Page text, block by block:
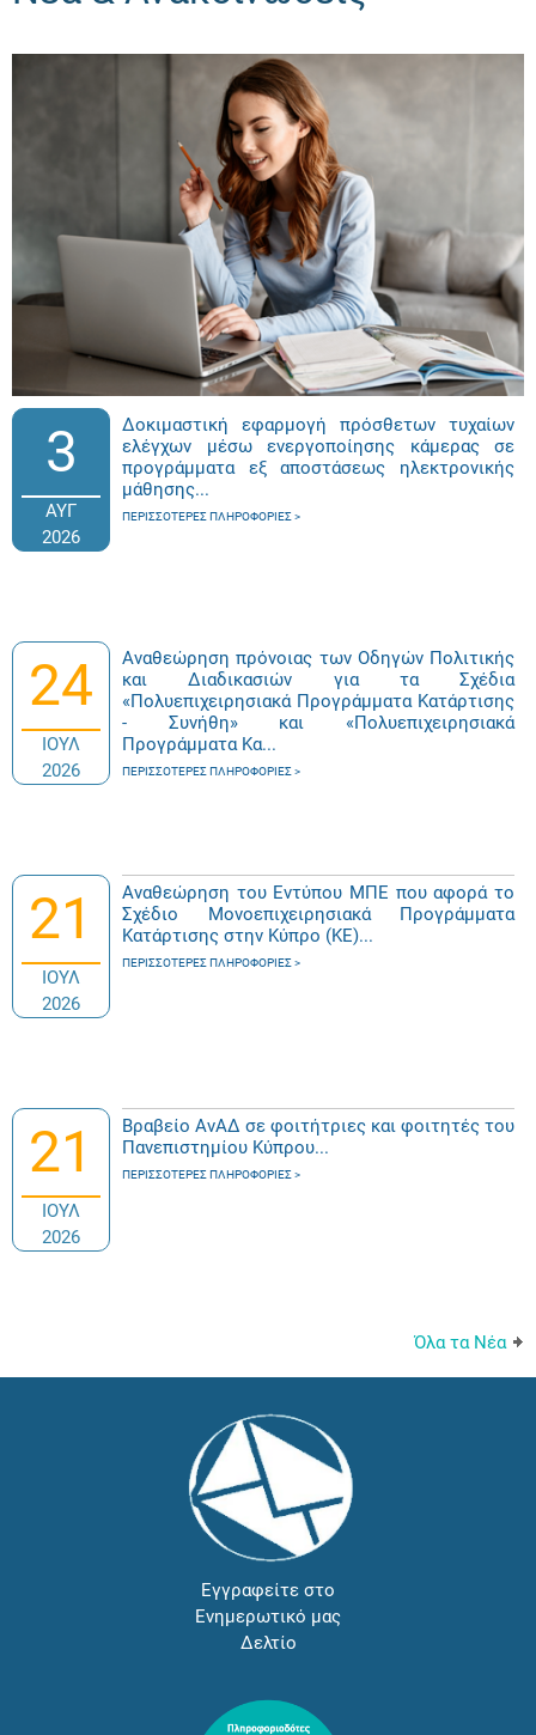
3
ΑΥΓ
2026
Δοκιμαστική εφαρμογή πρόσθετων τυχαίων
ελέγχων μέσω ενεργοποίησης κάμερας σε
προγράμματα εξ αποστάσεως ηλεκτρονικής
μάθησης...
ΠΕΡΙΣΣΌΤΕΡΕΣ ΠΛΗΡΟΦΟΡΊΕΣ
24
ΙΟΥΛ
2026
Αναθεώρηση πρόνοιας των Οδηγών Πολιτικής
και Διαδικασιών για τα Σχέδια
«Πολυεπιχειρησιακά Προγράμματα Κατάρτισης
- Συνήθη» και «Πολυεπιχειρησιακά
Προγράμματα Κα...
ΠΕΡΙΣΣΌΤΕΡΕΣ ΠΛΗΡΟΦΟΡΊΕΣ
21
ΙΟΥΛ
2026
Αναθεώρηση του Εντύπου ΜΠΕ που αφορά το
Σχέδιο Μονοεπιχειρησιακά Προγράμματα
Κατάρτισης στην Κύπρο (ΚΕ)...
ΠΕΡΙΣΣΌΤΕΡΕΣ ΠΛΗΡΟΦΟΡΊΕΣ
21
ΙΟΥΛ
2026
Βραβείο ΑνΑΔ σε φοιτήτριες και φοιτητές του
Πανεπιστημίου Κύπρου...
ΠΕΡΙΣΣΌΤΕΡΕΣ ΠΛΗΡΟΦΟΡΊΕΣ
Όλα τα Νέα
Εγγραφείτε στο
Ενημερωτικό μας
Δελτίο